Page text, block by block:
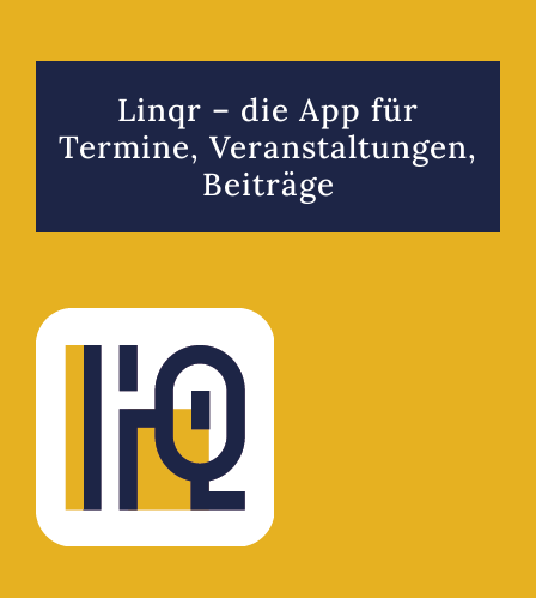
Linqr – die App für
Termine, Veranstaltungen,
Beiträge